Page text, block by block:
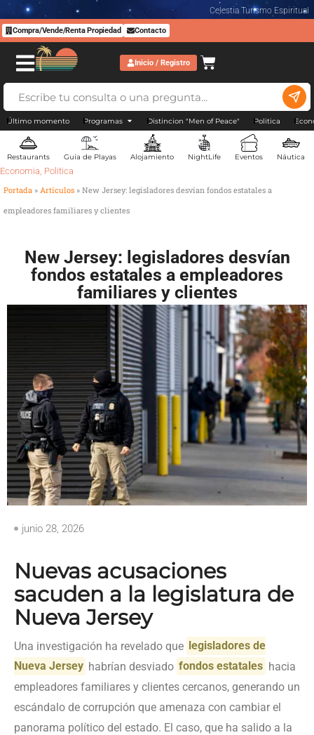
Celestia Turismo Espiritual
Compra/Vende/Renta Propiedad Contacto
Inicio / Registro
Último momento Programas Distincion "Men of Peace" Politica
Restaurants Guía de Playas Alojamiento NightLife Eventos Náutica
Economia, Politica
Portada » Artículos » New Jersey: legisladores desvían fondos estatales a
empleadores familiares y clientes
New Jersey: legisladores desvían
fondos estatales a empleadores
familiares y clientes
junio 28, 2026
Nuevas acusaciones
sacuden a la legislatura de
Nueva Jersey
Una investigación ha revelado que legisladores de
Nueva Jersey habrían desviado fondos estatales hacia
empleadores familiares y clientes cercanos, generando un
escándalo de corrupción que amenaza con cambiar el
panorama político del estado. El caso, que ha salido a la